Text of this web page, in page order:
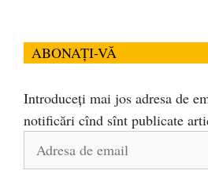
ABONAȚI-VĂ
Introduceți mai jos adresa de
notificări cînd sînt publicate